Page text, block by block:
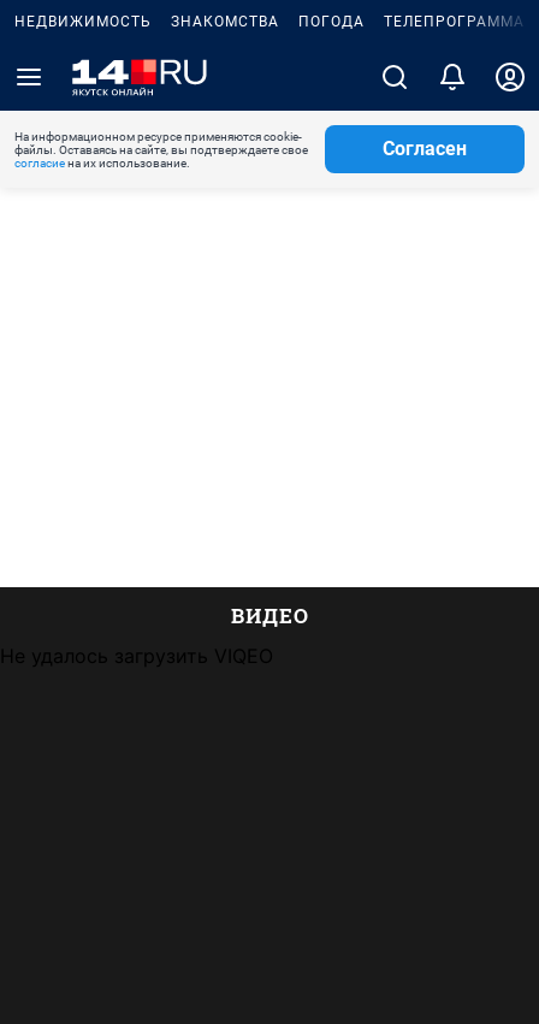
НЕДВИЖИМОСТЬ ЗНАКОМСТВА ПОГОДА ТЕЛЕПРОГРАММА
На информационном ресурсе применяются cookie-
файлы. Оставаясь на сайте, вы подтверждаете свое
согласиена их использование.
Согласен
ВИДЕО
Не удалось загрузить VIQEO